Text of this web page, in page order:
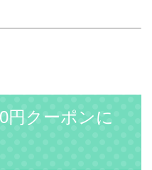
円クーポンに